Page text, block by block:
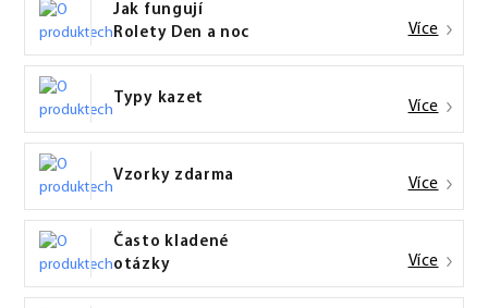
Jak fungují
Rolety Den a noc
Více
Typy kazet Více
Vzorky zdarma Více
Často kladené
otázky
Více